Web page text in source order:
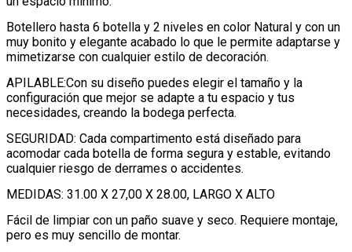
Botellero hasta 6 botella y 2 niveles en color Natural y con un
muy bonito y elegante acabado lo que le permite adaptarse y
mimetizarse con cualquier estilo de decoración.
APILABLE:Con su diseño puedes elegir el tamaño y la
configuración que mejor se adapte a tu espacio y tus
necesidades, creando la bodega perfecta.
SEGURIDAD: Cada compartimento está diseñado para
acomodar cada botella de forma segura y estable, evitando
cualquier riesgo de derrames o accidentes.
MEDIDAS: 31.00 X 27,00 X 28.00, LARGO X ALTO
Fácil de limpiar con un paño suave y seco. Requiere montaje,
pero es muy sencillo de montar.